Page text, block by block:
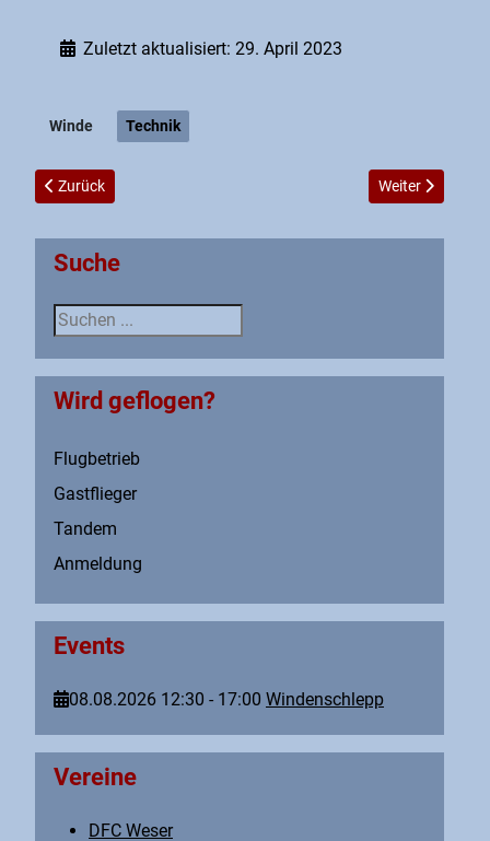
Zuletzt aktualisiert: 29. April 2023
Winde Technik
Vorheriger Beitrag: Schleppseilreparatur
Zurück Nächster
Weiter
Suche
Suche
Wird geflogen?
Flugbetrieb
Gastflieger
Tandem
Anmeldung
Events
08.08.2026 12:30 - 17:00 Windenschlepp
Vereine
DFC Weser